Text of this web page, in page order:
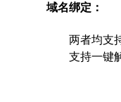
域名绑定：
两者均支
支持一键